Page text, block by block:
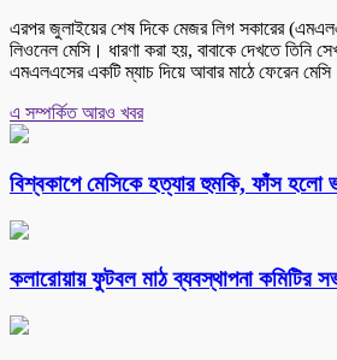
এরপর জুলাইয়ের শেষ দিকে মেজর লিগ সকারের
লিওনেল মেসি। ধারণা করা হয়, বাবাকে দেখতে তিনি
এমএলএসের একটি ম্যাচ দিয়ে আবার মাঠে ফেরেন
এ সম্পর্কিত আরও খবর
বিশ্বকাপে মেসিকে হত্যার হুমকি, ফাঁস হলো
কলারোয়ায় ফুটবল মাঠ ব্যবস্থাপনা কমিটির